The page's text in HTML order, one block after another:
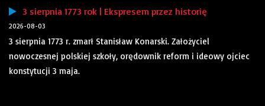
3 sierpnia 1773 rok | Ekspresem przez historię
2026-08-03
3 sierpnia 1773 r. zmarł Stanisław Konarski. Założyciel
nowoczesnej polskiej szkoły, orędownik reform i ideowy ojciec
konstytucji 3 maja.